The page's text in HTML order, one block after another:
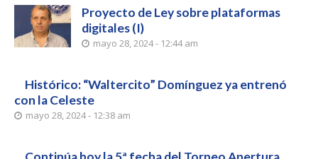
Proyecto de Ley sobre plataformas
digitales (I)
mayo 28, 2024 - 12:44 am
Histórico: “Waltercito” Domínguez ya entrenó
con la Celeste
mayo 28, 2024 - 12:38 am